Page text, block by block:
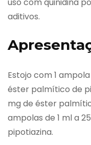
uso com quinidina
aditivos.
Estojo com 1
éster palmítico de
mg de éster
ampolas de 1 ml a
pipotiazina.